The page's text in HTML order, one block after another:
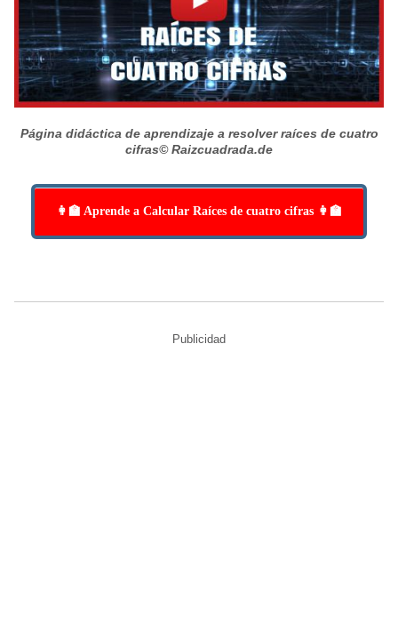
Página didáctica de aprendizaje a resolver raíces de cuatro
cifras© Raizcuadrada.de
👩‍🏫 Aprende a Calcular Raíces de cuatro cifras 👩‍🏫
Publicidad